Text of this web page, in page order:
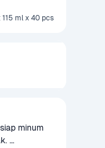
115 ml x 40 pcs
minum